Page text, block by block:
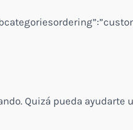
Quizá pueda ayudarte